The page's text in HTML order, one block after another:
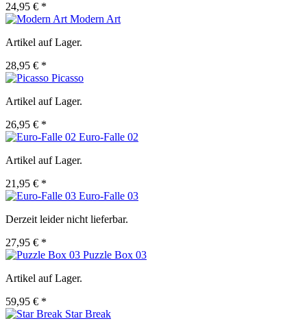
24,95 € *
Modern Art
Artikel auf Lager.
28,95 € *
Picasso
Artikel auf Lager.
26,95 € *
Euro-Falle 02
Artikel auf Lager.
21,95 € *
Euro-Falle 03
Derzeit leider nicht lieferbar.
27,95 € *
Puzzle Box 03
Artikel auf Lager.
59,95 € *
Star Break